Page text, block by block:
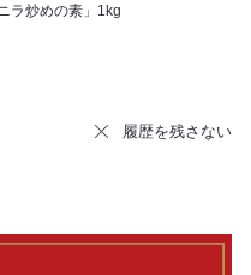
ラ炒めの素」1kg
履歴を残さない